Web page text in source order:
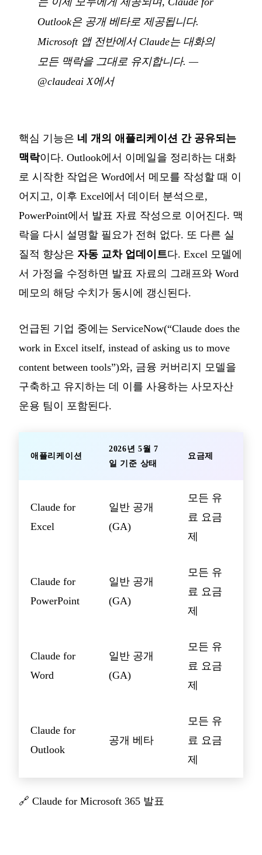
Outlook은 공개 베타로 제공됩니다.
Microsoft 앱 전반에서 Claude는 대화의
모든 맥락을 그대로 유지합니다. —
@claudeai X에서
핵심 기능은 네 개의 애플리케이션 간 공유되는
맥락이다. Outlook에서 이메일을 정리하는 대화
로 시작한 작업은 Word에서 메모를 작성할 때 이
어지고, 이후 Excel에서 데이터 분석으로,
PowerPoint에서 발표 자료 작성으로 이어진다. 맥
락을 다시 설명할 필요가 전혀 없다. 또 다른 실
질적 향상은 자동 교차 업데이트다. Excel 모델에
서 가정을 수정하면 발표 자료의 그래프와 Word
메모의 해당 수치가 동시에 갱신된다.
언급된 기업 중에는 ServiceNow(“Claude does the
work in Excel itself, instead of asking us to move
content between tools”)와, 금융 커버리지 모델을
구축하고 유지하는 데 이를 사용하는 사모자산
운용 팀이 포함된다.
애플리케이션
2026년 5월 7
일 기준 상태
요금제
Claude for
Excel
일반 공개
(GA)
모든 유
료 요금
제
Claude for
PowerPoint
일반 공개
(GA)
모든 유
료 요금
제
Claude for
Word
일반 공개
(GA)
모든 유
료 요금
제
Claude for
Outlook
공개 베타
모든 유
료 요금
제
🔗 Claude for Microsoft 365 발표